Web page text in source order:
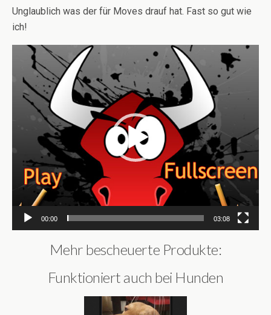
Unglaublich was der für Moves drauf hat. Fast so gut wie
ich!
Video-
Player
00:00 03:08
Mehr bescheuerte Produkte:
Funktioniert auch bei Hunden